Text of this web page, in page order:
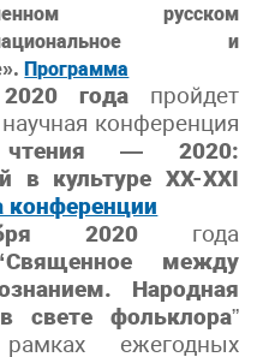
русском
и
Программа
2020 годапройдет
конференция
чтения — 2020:
в культуре XX-XXI
конференции
2020года
между
Народная
свете фольклора”
ежегодных